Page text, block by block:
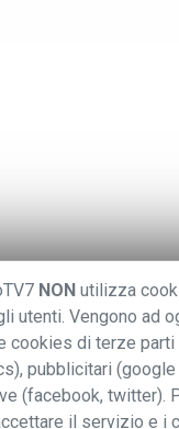
NON utilizza
utenti. Vengono ad
cookies di terze
pubblicitari
(facebook, twitter).
il servizio e i